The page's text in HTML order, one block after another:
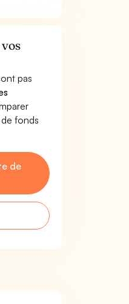
pas
fonds
de